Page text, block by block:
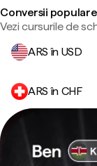
Conversii populare
Vezi cursurile de
ARS în USD
ARS în CHF